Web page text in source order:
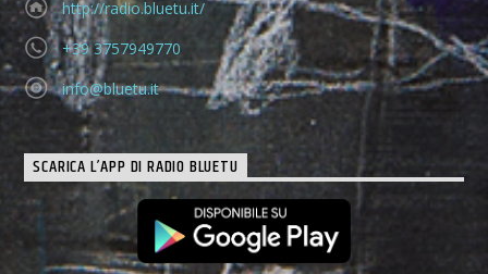
http://radio.bluetu.it/
+39 3757949770
info@bluetu.it
SCARICA L’APP DI RADIO BLUETU